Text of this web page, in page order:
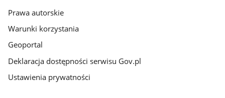
Prawa autorskie
Warunki korzystania
Geoportal
Deklaracja dostępności serwisu Gov.pl
Ustawienia prywatności